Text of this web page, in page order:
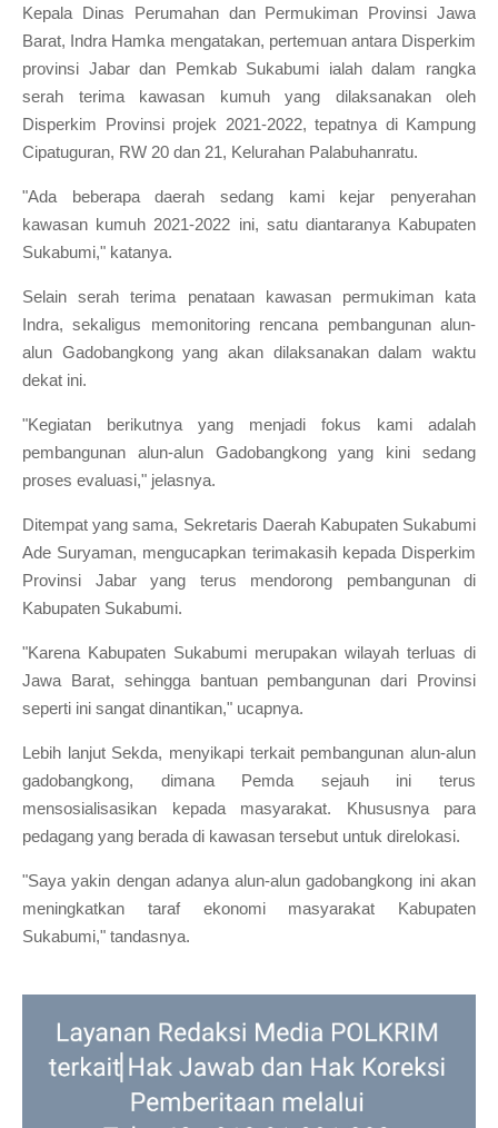
Kepala Dinas Perumahan dan Permukiman Provinsi Jawa
Barat, Indra Hamka mengatakan, pertemuan antara Disperkim
provinsi Jabar dan Pemkab Sukabumi ialah dalam rangka
serah terima kawasan kumuh yang dilaksanakan oleh
Disperkim Provinsi projek 2021-2022, tepatnya di Kampung
Cipatuguran, RW 20 dan 21, Kelurahan Palabuhanratu.
"Ada beberapa daerah sedang kami kejar penyerahan
kawasan kumuh 2021-2022 ini, satu diantaranya Kabupaten
Sukabumi," katanya.
Selain serah terima penataan kawasan permukiman kata
Indra, sekaligus memonitoring rencana pembangunan alun-
alun Gadobangkong yang akan dilaksanakan dalam waktu
dekat ini.
"Kegiatan berikutnya yang menjadi fokus kami adalah
pembangunan alun-alun Gadobangkong yang kini sedang
proses evaluasi," jelasnya.
Ditempat yang sama, Sekretaris Daerah Kabupaten Sukabumi
Ade Suryaman, mengucapkan terimakasih kepada Disperkim
Provinsi Jabar yang terus mendorong pembangunan di
Kabupaten Sukabumi.
"Karena Kabupaten Sukabumi merupakan wilayah terluas di
Jawa Barat, sehingga bantuan pembangunan dari Provinsi
seperti ini sangat dinantikan," ucapnya.
Lebih lanjut Sekda, menyikapi terkait pembangunan alun-alun
gadobangkong, dimana Pemda sejauh ini terus
mensosialisasikan kepada masyarakat. Khususnya para
pedagang yang berada di kawasan tersebut untuk direlokasi.
"Saya yakin dengan adanya alun-alun gadobangkong ini akan
meningkatkan taraf ekonomi masyarakat Kabupaten
Sukabumi," tandasnya.